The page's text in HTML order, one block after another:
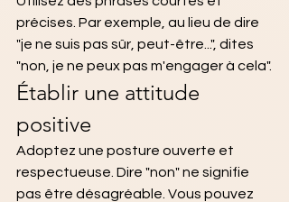
précises. Par exemple, au lieu de dire
"je ne suis pas sûr, peut-être...", dites
"non, je ne peux pas m'engager à cela".
Établir une attitude
positive
Adoptez une posture ouverte et
respectueuse. Dire "non" ne signifie
pas être désagréable. Vous pouvez